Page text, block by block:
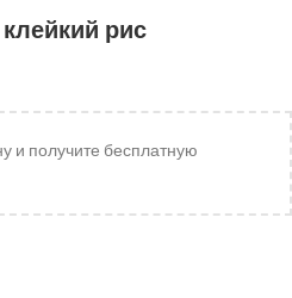
рис
и получите бесплатную